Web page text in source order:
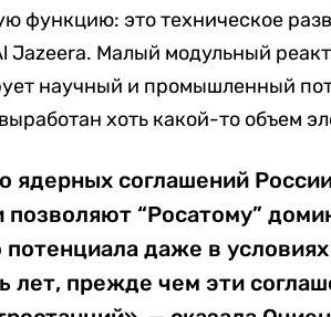
функцию: это техническое
Jazeera. Малый модульный
научный и промышленный
хоть какой-то объем
ядерных соглашений
позволяют “Росатому”
потенциала даже в
лет, прежде чем эти